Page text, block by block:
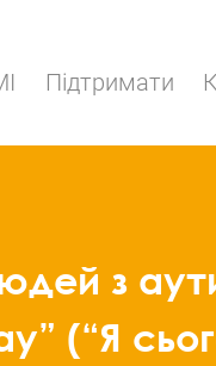
Підтримати
з
(“Я